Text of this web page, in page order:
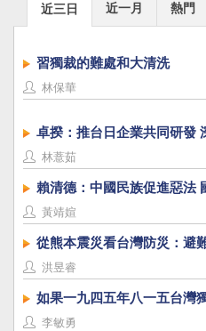
近三日 近一月 熱門
習獨裁的難處和大清洗
林保華
卓揆：推台日企業共同研發
林薏茹
賴清德：中國民族促進惡法
黃靖媗
從熊本震災看台灣防災：避
洪昱睿
如果一九四五年八一五台灣
李敏勇